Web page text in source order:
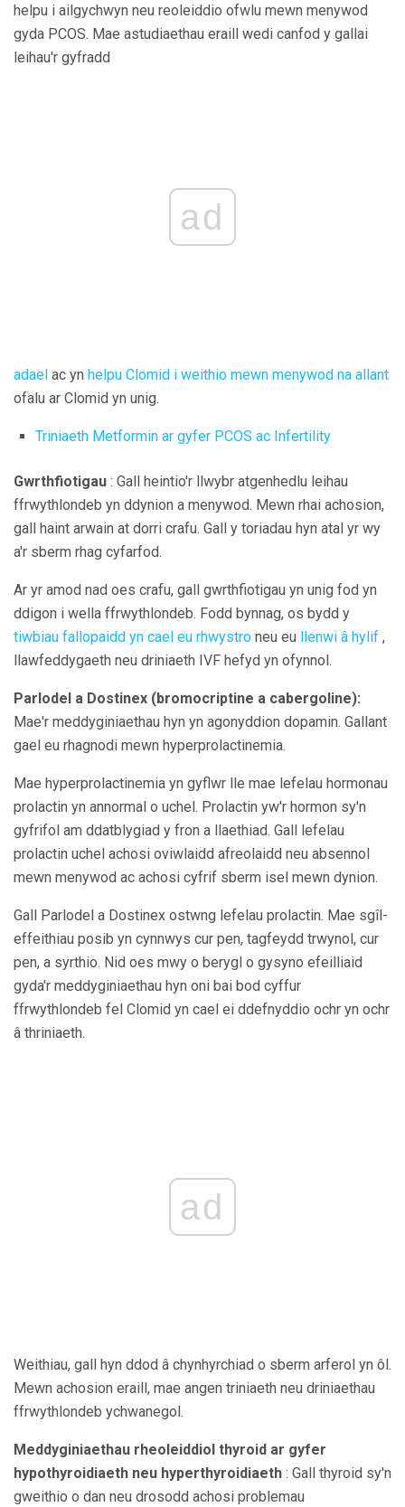
helpu i ailgychwyn neu reoleiddio ofwlu mewn menywod
gyda PCOS. Mae astudiaethau eraill wedi canfod y gallai
leihau'r gyfradd
ad
adael ac yn helpu Clomid i weithio mewn menywod na allant
ofalu ar Clomid yn unig.
Triniaeth Metformin ar gyfer PCOS ac Infertility
Gwrthfiotigau : Gall heintio'r llwybr atgenhedlu leihau
ffrwythlondeb yn ddynion a menywod. Mewn rhai achosion,
gall haint arwain at dorri crafu. Gall y toriadau hyn atal yr wy
a'r sberm rhag cyfarfod.
Ar yr amod nad oes crafu, gall gwrthfiotigau yn unig fod yn
ddigon i wella ffrwythlondeb. Fodd bynnag, os bydd y
tiwbiau fallopaidd yn cael eu rhwystro neu eu llenwi â hylif ,
llawfeddygaeth neu driniaeth IVF hefyd yn ofynnol.
Parlodel a Dostinex (bromocriptine a cabergoline):
Mae'r meddyginiaethau hyn yn agonyddion dopamin. Gallant
gael eu rhagnodi mewn hyperprolactinemia.
Mae hyperprolactinemia yn gyflwr lle mae lefelau hormonau
prolactin yn annormal o uchel. Prolactin yw'r hormon sy'n
gyfrifol am ddatblygiad y fron a llaethiad. Gall lefelau
prolactin uchel achosi oviwlaidd afreolaidd neu absennol
mewn menywod ac achosi cyfrif sberm isel mewn dynion.
Gall Parlodel a Dostinex ostwng lefelau prolactin. Mae sgîl-
effeithiau posib yn cynnwys cur pen, tagfeydd trwynol, cur
pen, a syrthio. Nid oes mwy o berygl o gysyno efeilliaid
gyda'r meddyginiaethau hyn oni bai bod cyffur
ffrwythlondeb fel Clomid yn cael ei ddefnyddio ochr yn ochr
â thriniaeth.
ad
Weithiau, gall hyn ddod â chynhyrchiad o sberm arferol yn ôl.
Mewn achosion eraill, mae angen triniaeth neu driniaethau
ffrwythlondeb ychwanegol.
Meddyginiaethau rheoleiddiol thyroid ar gyfer
hypothyroidiaeth neu hyperthyroidiaeth : Gall thyroid sy'n
gweithio o dan neu drosodd achosi problemau